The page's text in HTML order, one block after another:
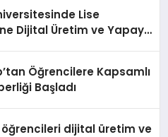
Lise
Dijital Üretim ve Yapay
Öğrencilere Kapsamlı
Başladı
öğrencileri dijital üretim ve